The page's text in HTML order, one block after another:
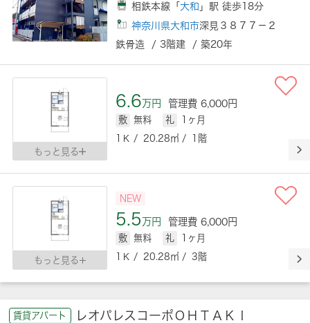
相鉄本線「 大和 」駅 徒歩18分
神奈川県大和市深見３８７７－２
鉄骨造 / 3階建 / 築20年
もっと見る
6.6万円 管理費 6,000円
敷 無料 礼
1ヶ月
1Ｋ / 20.28㎡ / 1階
もっと見る
NEW
5.5万円 管理費 6,000円
敷 無料 礼
1ヶ月
1Ｋ / 20.28㎡ / 3階
賃貸アパート レオパレスコーポＯＨＴＡＫＩ